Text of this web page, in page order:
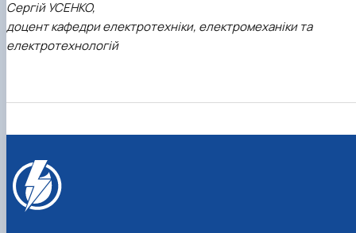
Сергій УСЕНКО,
доцент кафедри електротехніки, електромеханіки та
електротехнологій